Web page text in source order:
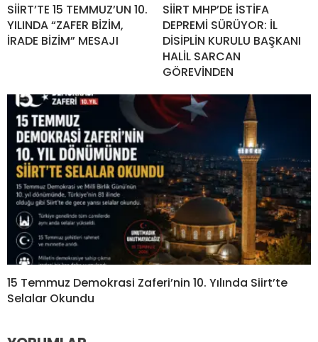
SİİRT’TE 15 TEMMUZ’UN 10.
YILINDA “ZAFER BİZİM,
İRADE BİZİM” MESAJI
SİİRT MHP’DE İSTİFA
DEPREMİ SÜRÜYOR: İL
DİSİPLİN KURULU BAŞKANI
HALİL SARCAN
GÖREVİNDEN
15 Temmuz Demokrasi Zaferi’nin 10. Yılında Siirt’te
Selalar Okundu